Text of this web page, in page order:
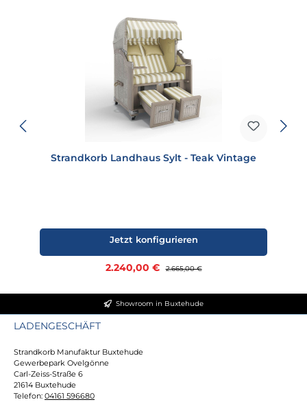
Strandkorb Landhaus Sylt - Teak Vintage
Verkaufspreis:
2.240,00 € Regulärer Preis:
2.665,00 €
Jetzt konfigurieren
Showroom in Buxtehude
LADENGESCHÄFT
Strandkorb Manufaktur Buxtehude
Gewerbepark Ovelgönne
Carl-Zeiss-Straße 6
21614 Buxtehude
Telefon: 04161 596680